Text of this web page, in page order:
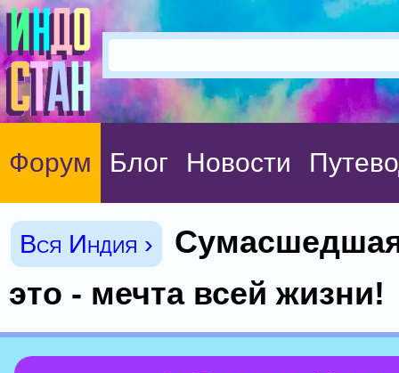
Форум Блог Новости
Вся Индия ›
это - мечта всей жизни!